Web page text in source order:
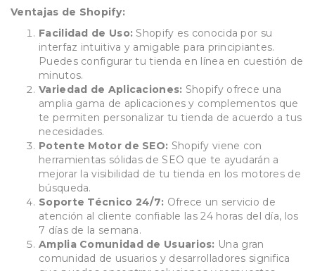
Ventajas de Shopify:
Facilidad de Uso: Shopify es conocida por su
interfaz intuitiva y amigable para principiantes.
Puedes configurar tu tienda en línea en cuestión de
minutos.
Variedad de Aplicaciones: Shopify ofrece una
amplia gama de aplicaciones y complementos que
te permiten personalizar tu tienda de acuerdo a tus
necesidades.
Potente Motor de SEO: Shopify viene con
herramientas sólidas de SEO que te ayudarán a
mejorar la visibilidad de tu tienda en los motores de
búsqueda.
Soporte Técnico 24/7: Ofrece un servicio de
atención al cliente confiable las 24 horas del día, los
7 días de la semana.
Amplia Comunidad de Usuarios: Una gran
comunidad de usuarios y desarrolladores significa